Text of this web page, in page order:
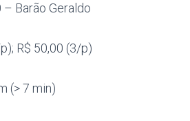
– Barão Geraldo
R$ 50,00 (3/p)
(> 7 min)